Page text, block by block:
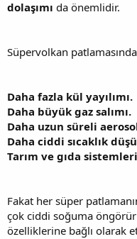
dolaşımı da önemlidir.
Süpervolkan
Daha fazla kül yayılımı.
Daha büyük gaz salımı.
Daha uzun süreli
Daha ciddi sıcaklık
Tarım ve gıda
Fakat her süper
çok ciddi soğuma
özelliklerine bağlı olarak